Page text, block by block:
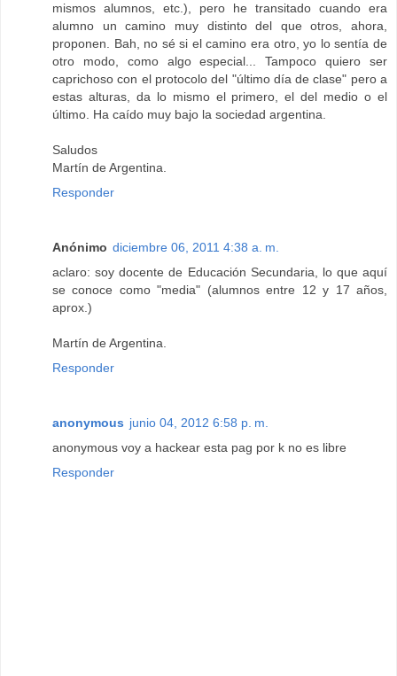
mismos alumnos, etc.), pero he transitado cuando era
alumno un camino muy distinto del que otros, ahora,
proponen. Bah, no sé si el camino era otro, yo lo sentía de
otro modo, como algo especial... Tampoco quiero ser
caprichoso con el protocolo del "último día de clase" pero a
estas alturas, da lo mismo el primero, el del medio o el
último. Ha caído muy bajo la sociedad argentina.
Saludos
Martín de Argentina.
Responder
Anónimo diciembre 06, 2011 4:38 a. m.
aclaro: soy docente de Educación Secundaria, lo que aquí
se conoce como "media" (alumnos entre 12 y 17 años,
aprox.)
Martín de Argentina.
Responder
anonymous junio 04, 2012 6:58 p. m.
anonymous voy a hackear esta pag por k no es libre
Responder